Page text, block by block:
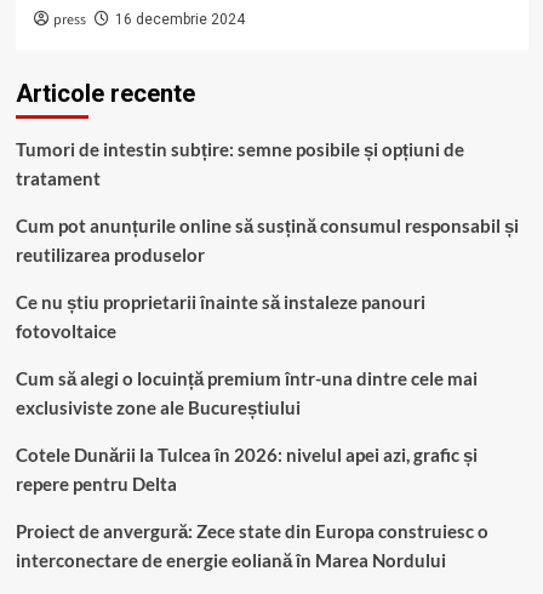
press 16 decembrie 2024
Articole recente
Tumori de intestin subțire: semne posibile și opțiuni de
tratament
Cum pot anunțurile online să susțină consumul responsabil și
reutilizarea produselor
Ce nu știu proprietarii înainte să instaleze panouri
fotovoltaice
Cum să alegi o locuință premium într-una dintre cele mai
exclusiviste zone ale Bucureștiului
Cotele Dunării la Tulcea în 2026: nivelul apei azi, grafic și
repere pentru Delta
Proiect de anvergură: Zece state din Europa construiesc o
interconectare de energie eoliană în Marea Nordului